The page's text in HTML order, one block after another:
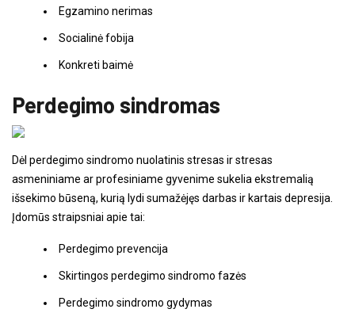
Egzamino nerimas
Socialinė fobija
Konkreti baimė
Perdegimo sindromas
Dėl perdegimo sindromo nuolatinis stresas ir stresas
asmeniniame ar profesiniame gyvenime sukelia ekstremalią
išsekimo būseną, kurią lydi sumažėjęs darbas ir kartais depresija.
Įdomūs straipsniai apie tai:
Perdegimo prevencija
Skirtingos perdegimo sindromo fazės
Perdegimo sindromo gydymas